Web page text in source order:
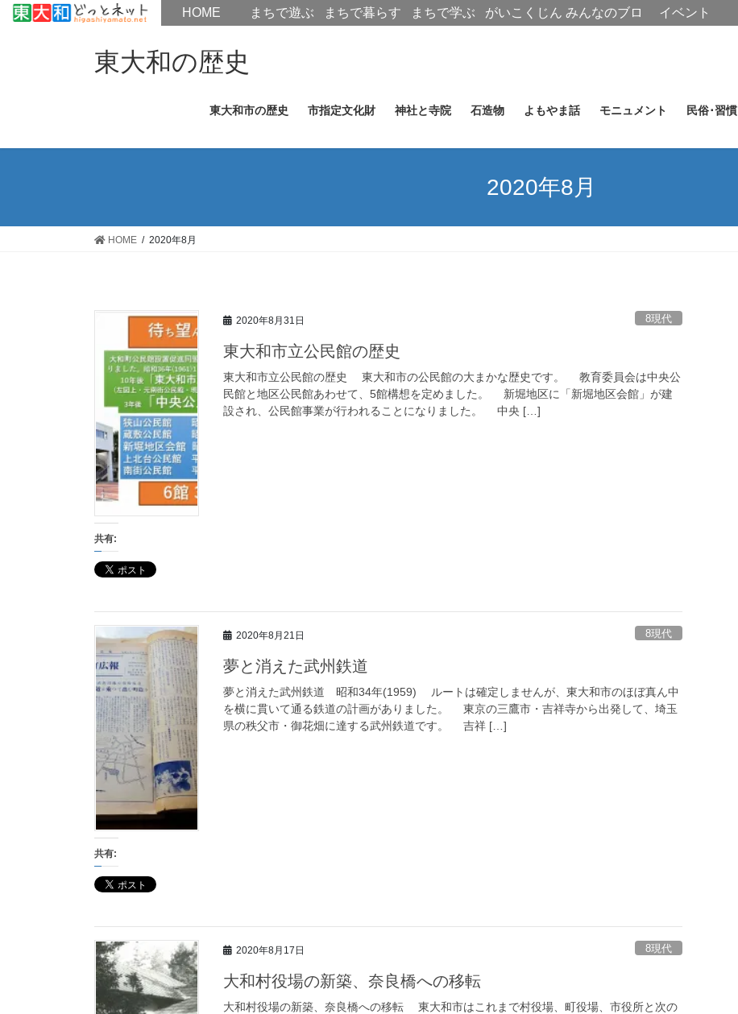
ス
ン
東大和の歴史
東大和市の歴史 市指定文化財 神社と寺院 石造物 よもやま話 モニュメント 民俗･習慣
2020年8月
HOME 2020年8月
2020年8月31日 8現代
東大和市立公民館の歴史
東大和市立公民館の歴史 東大和市の公民館の大まかな歴史です。 教育委員会は中央公
民館と地区公民館あわせて、5館構想を定めました。 新堀地区に「新堀地区会館」が建
設され、公民館事業が行われることになりました。 中央 […]
共有:
2020年8月21日 8現代
夢と消えた武州鉄道
夢と消えた武州鉄道 昭和34年(1959) ルートは確定しませんが、東大和市のほぼ真ん中
を横に貫いて通る鉄道の計画がありました。 東京の三鷹市・吉祥寺から出発して、埼玉
県の秩父市・御花畑に達する武州鉄道です。 吉祥 […]
共有:
2020年8月17日 8現代
大和村役場の新築、奈良橋への移転
大和村役場の新築、奈良橋への移転 東大和市はこれまで村役場、町役場、市役所と次の
HOMEHOME まちで遊ぶ まちで暮らす まちで学ぶ がいこくじん みんなのブロ
イベント